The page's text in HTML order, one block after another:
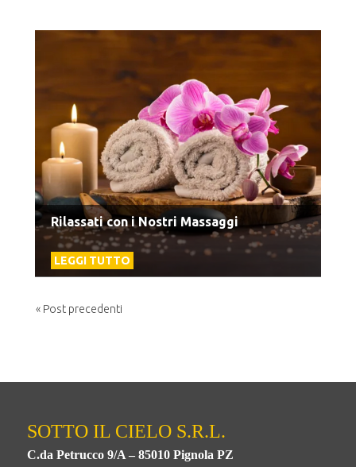
Rilassati con i Nostri Massaggi
LEGGI TUTTO
« Post precedenti
SOTTO IL CIELO S.R.L.
C.da Petrucco 9/A – 85010 Pignola PZ